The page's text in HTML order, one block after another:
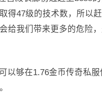
得47级的技术数，所以
给我们带来更多的危险
以够在1.76金币传奇私